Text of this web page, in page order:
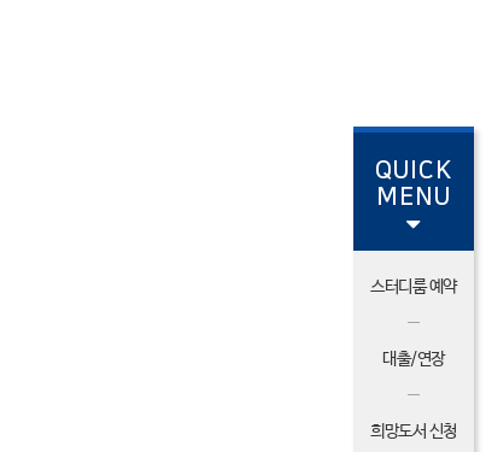
QUICK
MENU
스터디룸 예약
대출/연장
희망도서 신청